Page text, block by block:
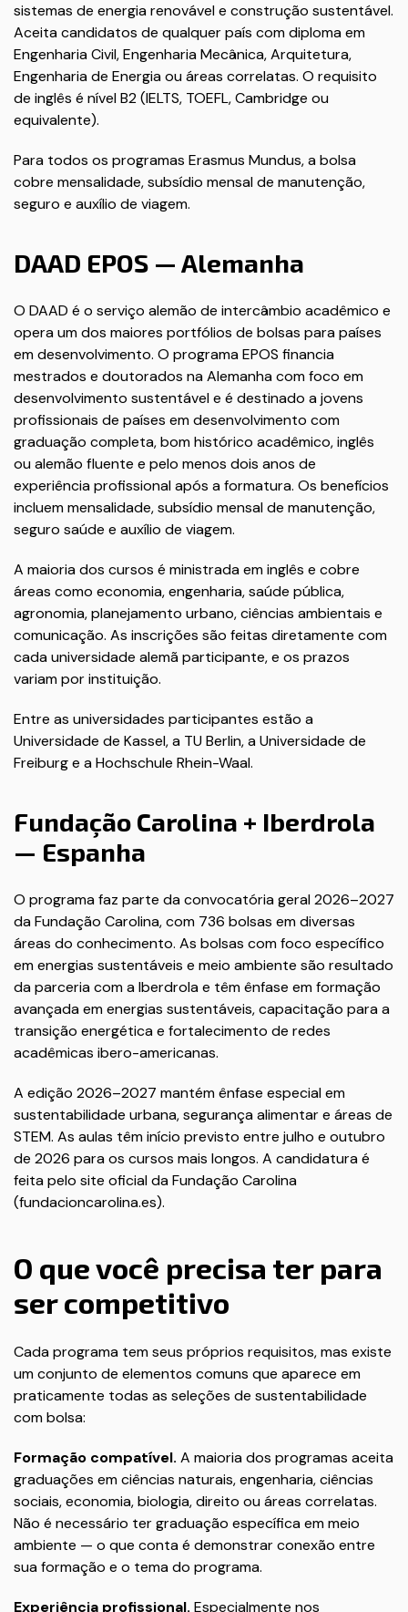
sistemas de energia renovável e construção sustentável.
Aceita candidatos de qualquer país com diploma em
Engenharia Civil, Engenharia Mecânica, Arquitetura,
Engenharia de Energia ou áreas correlatas. O requisito
de inglês é nível B2 (IELTS, TOEFL, Cambridge ou
equivalente).
Para todos os programas Erasmus Mundus, a bolsa
cobre mensalidade, subsídio mensal de manutenção,
seguro e auxílio de viagem.
DAAD EPOS — Alemanha
O DAAD é o serviço alemão de intercâmbio acadêmico e
opera um dos maiores portfólios de bolsas para países
em desenvolvimento. O programa EPOS financia
mestrados e doutorados na Alemanha com foco em
desenvolvimento sustentável e é destinado a jovens
profissionais de países em desenvolvimento com
graduação completa, bom histórico acadêmico, inglês
ou alemão fluente e pelo menos dois anos de
experiência profissional após a formatura. Os benefícios
incluem mensalidade, subsídio mensal de manutenção,
seguro saúde e auxílio de viagem.
A maioria dos cursos é ministrada em inglês e cobre
áreas como economia, engenharia, saúde pública,
agronomia, planejamento urbano, ciências ambientais e
comunicação. As inscrições são feitas diretamente com
cada universidade alemã participante, e os prazos
variam por instituição.
Entre as universidades participantes estão a
Universidade de Kassel, a TU Berlin, a Universidade de
Freiburg e a Hochschule Rhein-Waal.
Fundação Carolina + Iberdrola
— Espanha
O programa faz parte da convocatória geral 2026–2027
da Fundação Carolina, com 736 bolsas em diversas
áreas do conhecimento. As bolsas com foco específico
em energias sustentáveis e meio ambiente são resultado
da parceria com a Iberdrola e têm ênfase em formação
avançada em energias sustentáveis, capacitação para a
transição energética e fortalecimento de redes
acadêmicas ibero-americanas.
A edição 2026–2027 mantém ênfase especial em
sustentabilidade urbana, segurança alimentar e áreas de
STEM. As aulas têm início previsto entre julho e outubro
de 2026 para os cursos mais longos. A candidatura é
feita pelo site oficial da Fundação Carolina
(fundacioncarolina.es).
O que você precisa ter para
ser competitivo
Cada programa tem seus próprios requisitos, mas existe
um conjunto de elementos comuns que aparece em
praticamente todas as seleções de sustentabilidade
com bolsa:
Formação compatível. A maioria dos programas aceita
graduações em ciências naturais, engenharia, ciências
sociais, economia, biologia, direito ou áreas correlatas.
Não é necessário ter graduação específica em meio
ambiente — o que conta é demonstrar conexão entre
sua formação e o tema do programa.
Experiência profissional. Especialmente nos